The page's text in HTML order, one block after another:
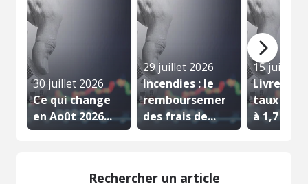
30 juillet 2026
Ce qui change
en Août 2026...
29 juillet 2026
Incendies : le
remboursement
des frais de...
15 juillet
Livret A :
taux
à 1,7 %
août...
Rechercher un article